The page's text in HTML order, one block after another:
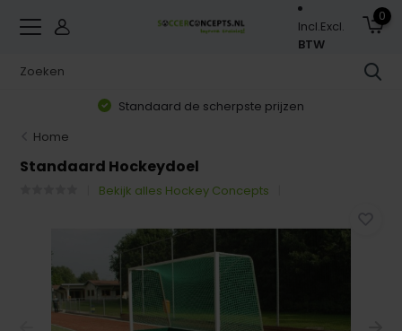
Incl.Excl.
BTW
0
Standaard de scherpste prijzen
Home
Standaard Hockeydoel
Bekijk alles Hockey Concepts